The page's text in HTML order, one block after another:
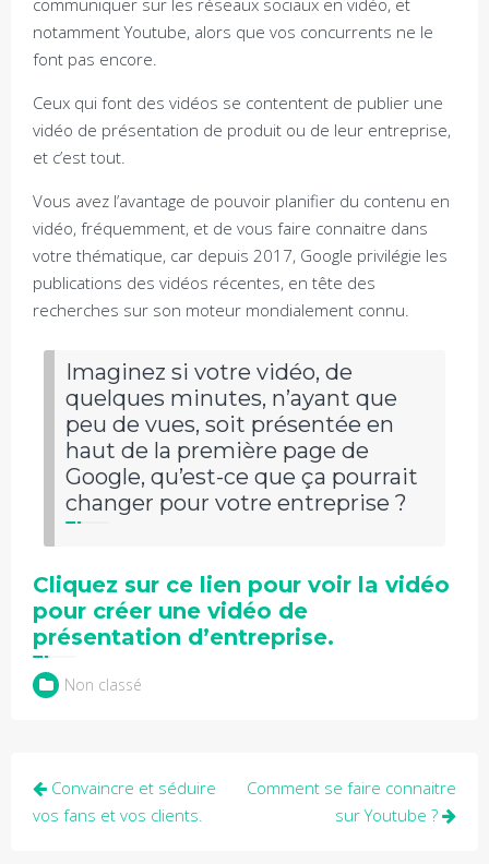
communiquer sur les réseaux sociaux en vidéo, et
notamment Youtube, alors que vos concurrents ne le
font pas encore.
Ceux qui font des vidéos se contentent de publier une
vidéo de présentation de produit ou de leur entreprise,
et c’est tout.
Vous avez l’avantage de pouvoir planifier du contenu en
vidéo, fréquemment, et de vous faire connaitre dans
votre thématique, car depuis 2017, Google privilégie les
publications des vidéos récentes, en tête des
recherches sur son moteur mondialement connu.
Imaginez si votre vidéo, de
quelques minutes, n’ayant que
peu de vues, soit présentée en
haut de la première page de
Google, qu’est-ce que ça pourrait
changer pour votre entreprise ?
Cliquez sur ce lien pour voir la vidéo
pour créer une vidéo de
présentation d’entreprise.
Non classé
Navigation
de
Convaincre et séduire
vos fans et vos clients.
Comment se faire connaitre
sur Youtube ?